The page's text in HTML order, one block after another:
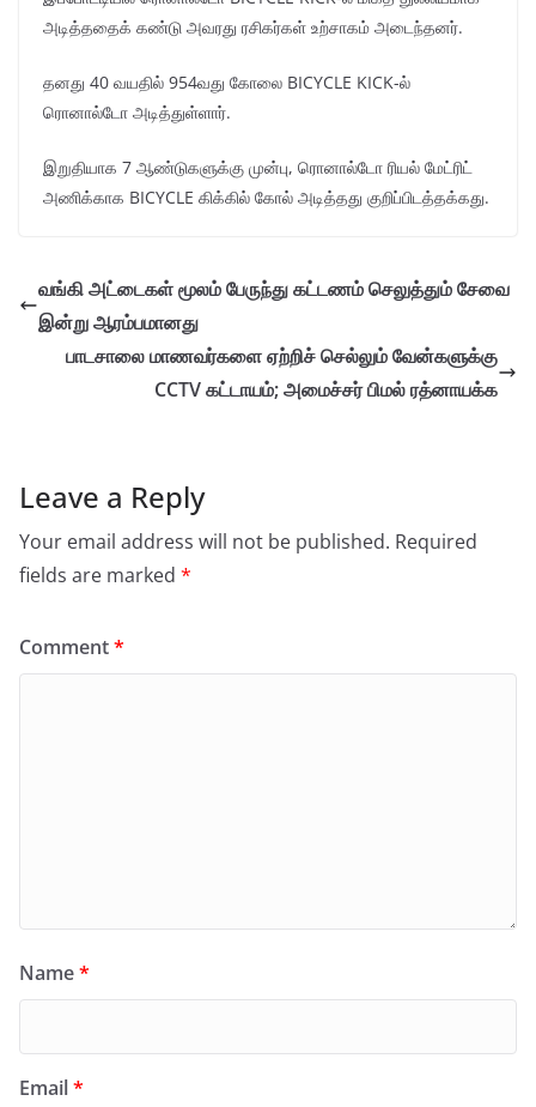
அடித்ததைக் கண்டு அவரது ரசிகர்கள் உற்சாகம் அடைந்தனர்.
தனது 40 வயதில் 954வது கோலை BICYCLE KICK-ல்
ரொனால்டோ அடித்துள்ளார்.
இறுதியாக 7 ஆண்டுகளுக்கு முன்பு, ரொனால்டோ ரியல் மேட்ரிட்
அணிக்காக BICYCLE கிக்கில் கோல் அடித்தது குறிப்பிடத்தக்கது.
வங்கி அட்டைகள் மூலம் பேருந்து கட்டணம் செலுத்தும் சேவை
இன்று ஆரம்பமானது
பாடசாலை மாணவர்களை ஏற்றிச் செல்லும் வேன்களுக்கு
CCTV கட்டாயம்; அமைச்சர் பிமல் ரத்னாயக்க
Leave a Reply
Your email address will not be published. Required
fields are marked *
Comment*
Name*
Email*